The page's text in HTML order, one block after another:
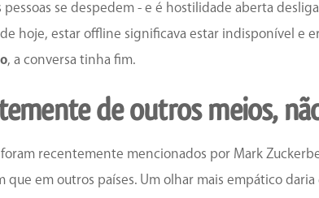
pessoas se despedem - e é hostilidade aberta
hoje, estar offline significava estar indisponível e
, a conversa tinha fim.
de outros meios,
foram recentemente mencionados por Mark
que em outros países. Um olhar mais empático